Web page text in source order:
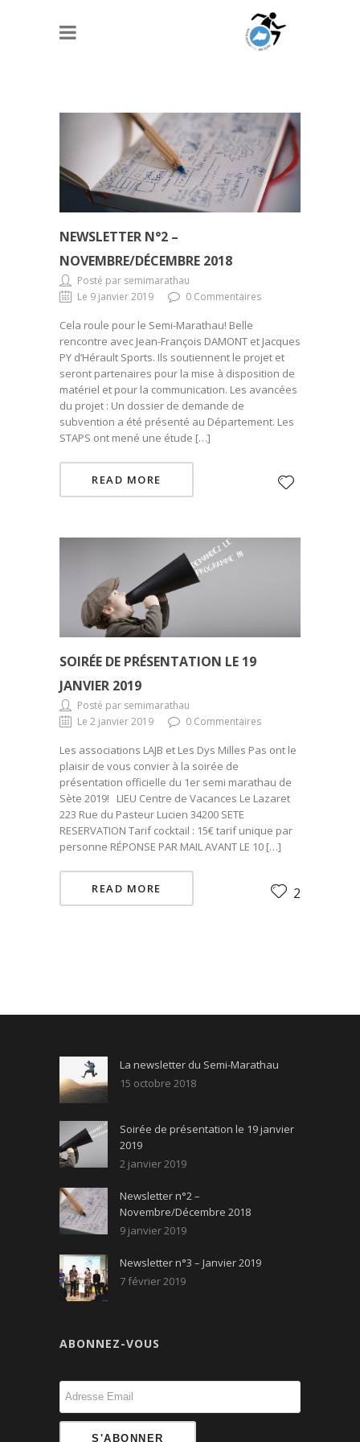
NEWSLETTER N°2 –
NOVEMBRE/DÉCEMBRE 2018
Posté par semimarathau
Le 9 janvier 2019
0 Commentaires
Cela roule pour le Semi-Marathau! Belle
rencontre avec Jean-François DAMONT et Jacques
PY d’Hérault Sports. Ils soutiennent le projet et
seront partenaires pour la mise à disposition de
matériel et pour la communication. Les avancées
du projet : Un dossier de demande de
subvention a été présenté au Département. Les
STAPS ont mené une étude […]
READ MORE
SOIRÉE DE PRÉSENTATION LE 19
JANVIER 2019
Posté par semimarathau
Le 2 janvier 2019
0 Commentaires
Les associations LAJB et Les Dys Milles Pas ont le
plaisir de vous convier à la soirée de
présentation officielle du 1er semi marathau de
Sète 2019! LIEU Centre de Vacances Le Lazaret
223 Rue du Pasteur Lucien 34200 SETE
RESERVATION Tarif cocktail : 15€ tarif unique par
personne RÉPONSE PAR MAIL AVANT LE 10 […]
READ MORE 2
La newsletter du Semi-Marathau
15 octobre 2018
Soirée de présentation le 19 janvier
2019
2 janvier 2019
Newsletter n°2 –
Novembre/Décembre 2018
9 janvier 2019
Newsletter n°3 – Janvier 2019
7 février 2019
ABONNEZ-VOUS